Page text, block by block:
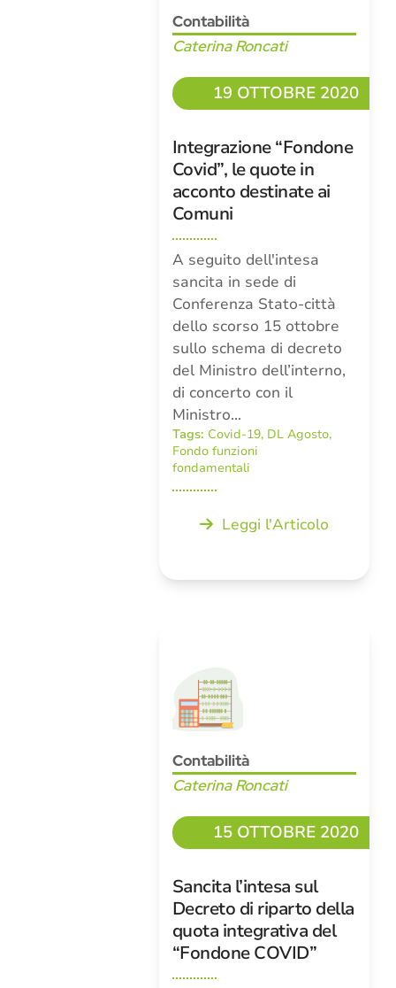
Contabilità
Caterina Roncati
19 OTTOBRE 2020
Integrazione “Fondone
Covid”, le quote in
acconto destinate ai
Comuni
A seguito dell'intesa
sancita in sede di
Conferenza Stato-città
dello scorso 15 ottobre
sullo schema di decreto
del Ministro dell’interno,
di concerto con il
Ministro…
Tags: Covid-19, DL Agosto,
Fondo funzioni
fondamentali
Leggi l'Articolo
Contabilità
Caterina Roncati
15 OTTOBRE 2020
Sancita l’intesa sul
Decreto di riparto della
quota integrativa del
“Fondone COVID”